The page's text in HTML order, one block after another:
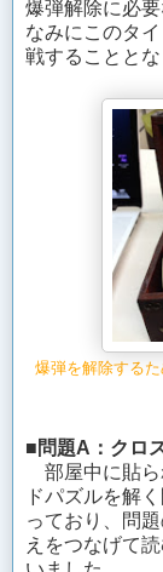
爆弾解除に必
なみにこのタ
戦することとな
爆弾を解除する
■問題A：クロ
部屋中に貼ら
ドパズルを解
っており、問
えをつなげて